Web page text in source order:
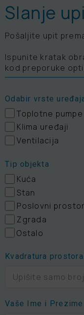
Slanje
Pošaljite upit
Ispunite kratak
kod preporuke
Odabir vrste
Toplotne pumpe
Klima uređaji
Ventilacija
Tip objekta
Kuća
Stan
Poslovni prostor
Zgrada
Ostalo
Kvadratura
Vaše Ime i Prezime